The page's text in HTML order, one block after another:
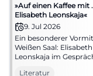
»Auf einen Kaffee mit
Elisabeth Leonskaja«
9. Jul 2026
Ein besonderer
Weißen Saal: Elisabeth
Leonskaja im
Literatur